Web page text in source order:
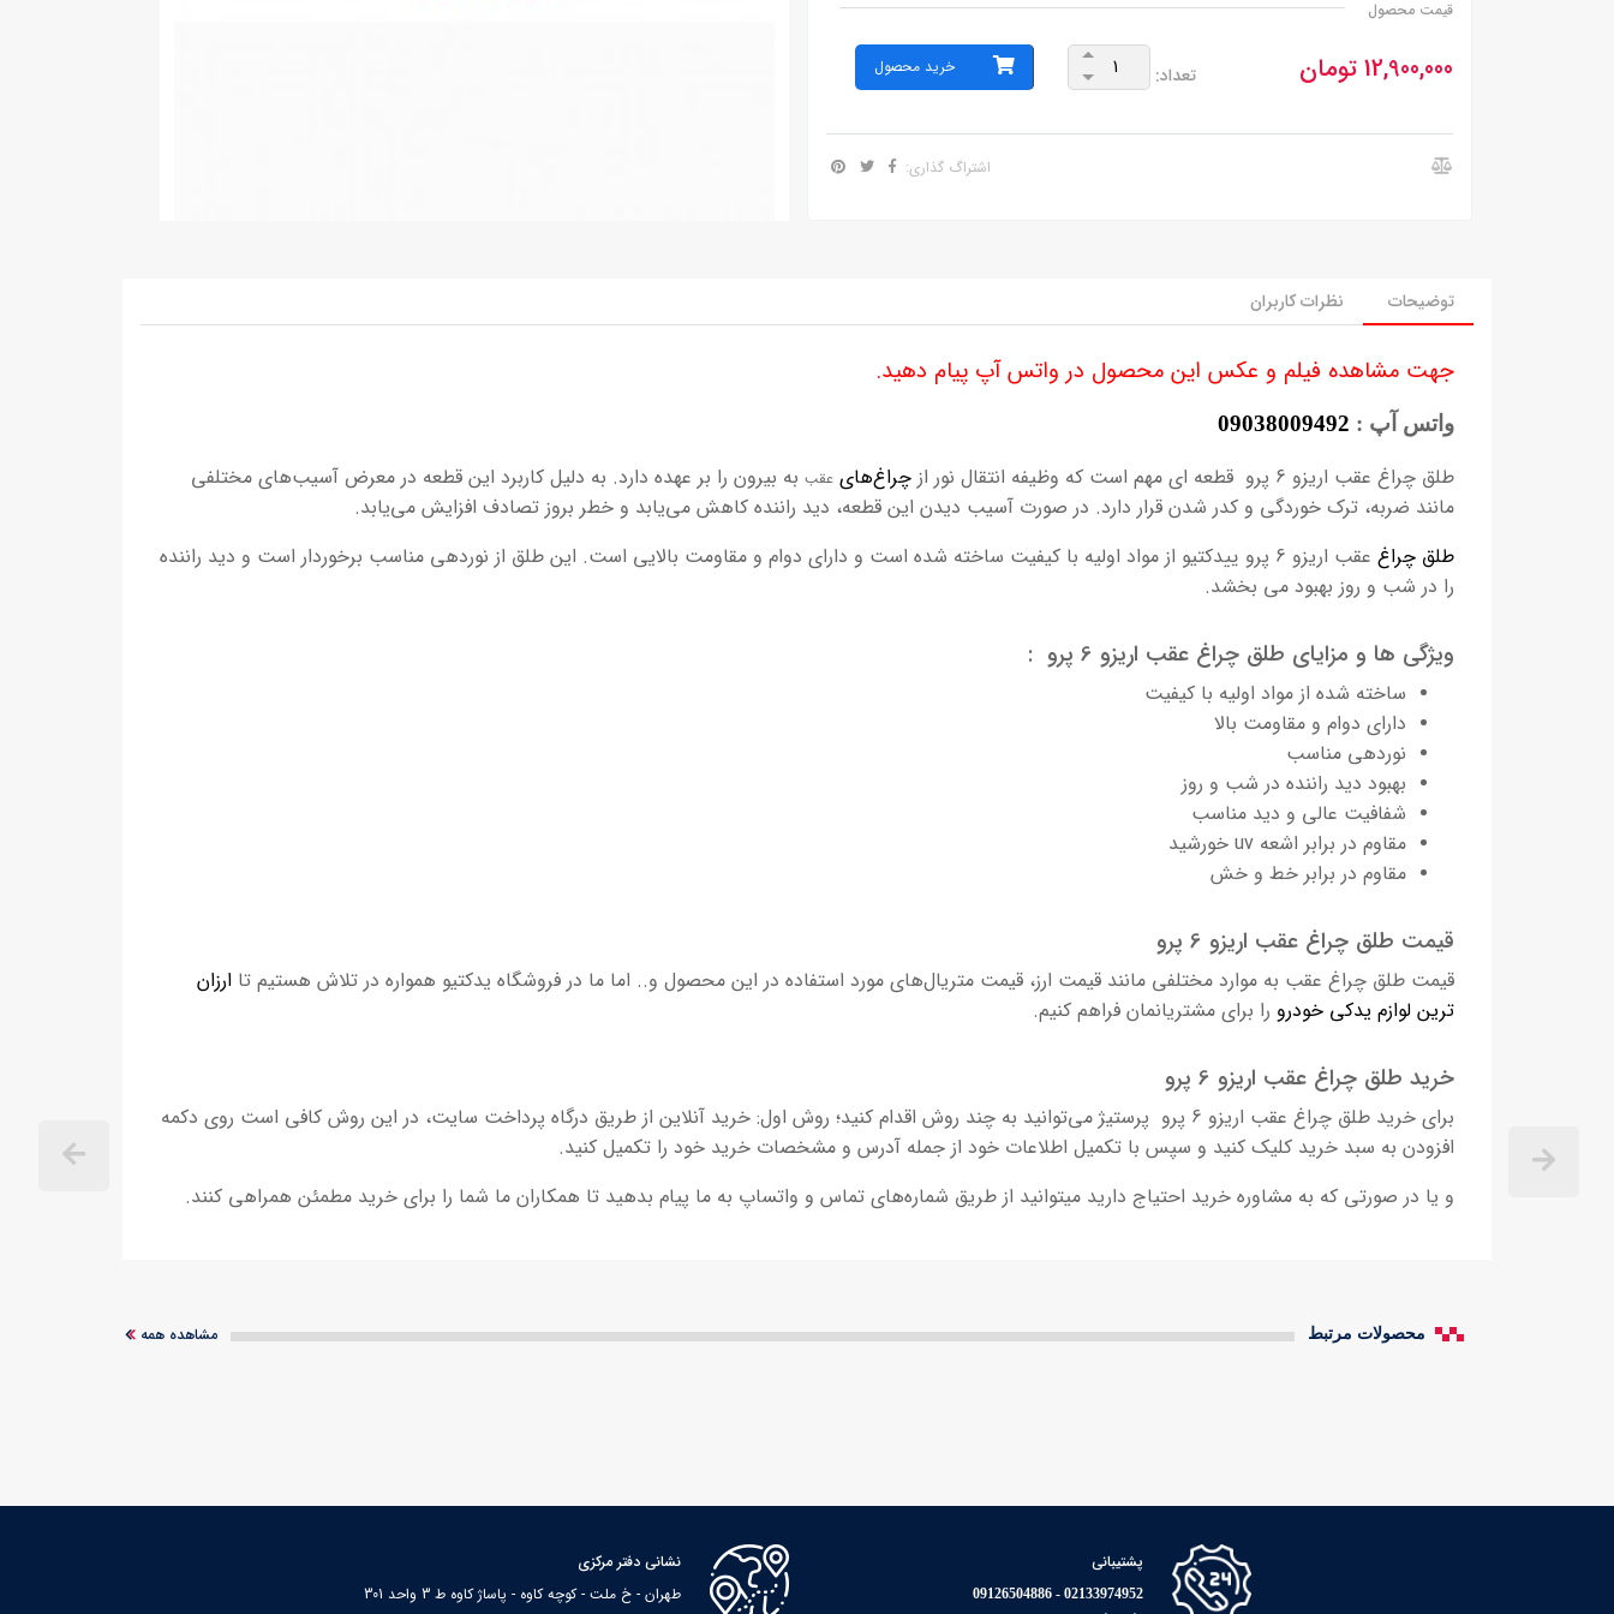
قیمت محصول
12,900,000 تومان تعداد: خرید محصول
اشتراگ گذاری:
توضیحات نظرات کاربران
جهت مشاهده فیلم و عکس این محصول در واتس آپ پیام دهید.
واتس آپ : 09038009492
طلق چراغ عقب اریزو 6 پرو قطعه ای مهم است که وظیفه انتقال نور از چراغ‌های عقب به بیرون را بر عهده دارد. به دلیل کاربرد این قطعه در معرض آسیب‌های مختلفی
مانند ضربه، ترک خوردگی و کدر شدن قرار دارد. در صورت آسیب دیدن این قطعه، دید راننده کاهش می‌یابد و خطر بروز تصادف افزایش می‌یابد.
طلق چراغ
عقب اریزو 6 پرو ییدکتیو از مواد اولیه با کیفیت ساخته شده است و دارای دوام و مقاومت بالایی است. این طلق از نوردهی مناسب برخوردار است و دید راننده
را در شب و روز بهبود می بخشد.
ویژگی ها و مزایای طلق چراغ عقب اریزو 6 پرو :
ساخته شده از مواد اولیه با کیفیت
دارای دوام و مقاومت بالا
نوردهی مناسب
بهبود دید راننده در شب و روز
شفافیت عالی و دید مناسب
مقاوم در برابر اشعه uv خورشید
مقاوم در برابر خط و خش
قیمت طلق چراغ عقب اریزو 6 پرو
قیمت طلق چراغ عقب به موارد مختلفی مانند قیمت ارز، قیمت متریال‌های مورد استفاده در این محصول و.. اما ما در فروشگاه یدکتیو همواره در تلاش هستیم تا ارزان
ترین لوازم یدکی خودرو را برای مشتریانمان فراهم کنیم.
خرید طلق چراغ عقب اریزو 6 پرو
برای خرید طلق چراغ عقب اریزو 6 پرو
پرستیژ می‌توانید به چند روش اقدام کنید؛ روش اول: خرید آنلاین از طریق درگاه پرداخت سایت، در این روش کافی است روی دکمه
افزودن به سبد خرید کلیک کنید و سپس با تکمیل اطلاعات خود از جمله آدرس و مشخصات خرید خود را تکمیل کنید.
و یا در صورتی که به مشاوره خرید احتیاج دارید میتوانید از طریق شماره‌های تماس و واتساپ به ما پیام بدهید تا همکاران ما شما را برای خرید مطمئن همراهی کنند.
محصولات مرتبط مشاهده همه
پشتیبانی
02133974952 - 09126504886
نشانی دفتر مرکزی
طهران - خ ملت - کوچه کاوه - پاساژ کاوه ط 3 واحد 301